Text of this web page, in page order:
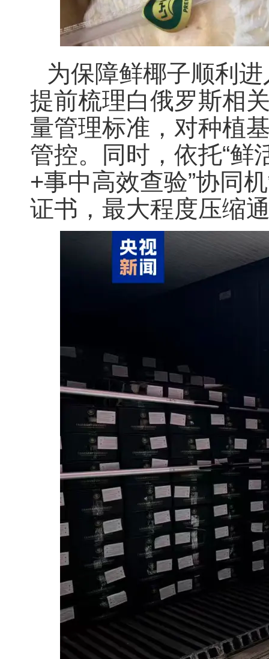
为保障鲜椰子顺利
提前梳理白俄罗斯相
量管理标准，对种植
管控。同时，依托“鲜
+事中高效查验”协同
证书，最大程度压缩